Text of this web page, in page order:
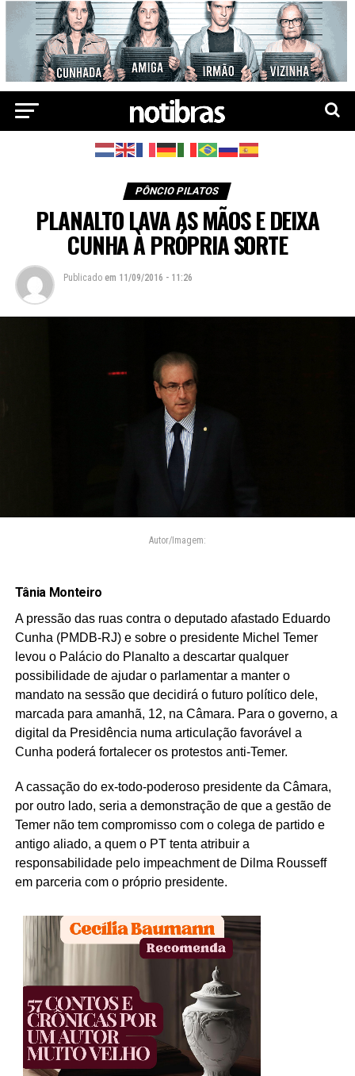
PÔNCIO PILATOS
PLANALTO LAVA AS MÃOS E DEIXA
CUNHA À PRÓPRIA SORTE
Publicado em 11/09/2016 - 11:26
Autor/Imagem:
Tânia Monteiro
A pressão das ruas contra o deputado afastado Eduardo
Cunha (PMDB-RJ) e sobre o presidente Michel Temer
levou o Palácio do Planalto a descartar qualquer
possibilidade de ajudar o parlamentar a manter o
mandato na sessão que decidirá o futuro político dele,
marcada para amanhã, 12, na Câmara. Para o governo, a
digital da Presidência numa articulação favorável a
Cunha poderá fortalecer os protestos anti-Temer.
A cassação do ex-todo-poderoso presidente da Câmara,
por outro lado, seria a demonstração de que a gestão de
Temer não tem compromisso com o colega de partido e
antigo aliado, a quem o PT tenta atribuir a
responsabilidade pelo impeachment de Dilma Rousseff
em parceria com o próprio presidente.